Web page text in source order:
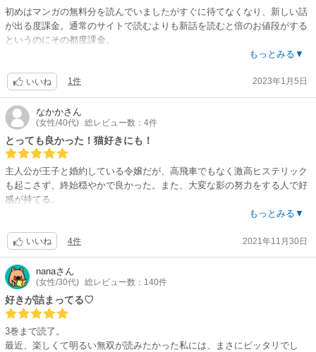
す。理論立てて語られているシーンも多く、チート感と現実性のバランス
がとても良いので、物語に入り込みやすかったです。
後半はフィクションならではで、ちょっと上手く行きすぎでは？と思う向
メインストーリーに華を添える、猫ちゃんの可愛い描写と、多種多様なス
イーツの美味しそうな描写がたまりません。
初めはマンガの無料分を読んでいましたがすぐに待てなくなり、新しい話
が出る度課金。通常のサイトで読むよりも新話を読むと倍のお値段がする
というのにその都度課金。
い1話で我慢する事が出来なくなり、課金。
でも4巻の話はまだ無料では読めない…。本来紙派な私ですが3~4巻は電子
でしか出ておらず泣く泣く購入。
もうどーにでもなれー!と既読なのに小説を1巻から購入。
結果、作者さんに最も支払っている形の私です。
それでも悔いはありません。いまだにマンガの連載に課金し続け、紙が出
それくらい大事な作品です。?
もっとみる▼
いいね 1件 2023年1月5日
なかかさん
(女性/40代) 総レビュー数：4件
とっても良かった！猫好きにも！
主人公が王子と婚約している令嬢だが、高飛車でもなく激高ヒステリック
も起こさず、終始穏やかで良かった。また、大変な影の努力をする人で好
感が持てる。
それぞれの人物の視点で語られていくため、それぞれの想いや背景が分か
個人的にはヴィオル視点がツボ。ニヤニヤしながら読んでしまうので、外
では読めないと思う。。
妹本人は一体どんな性格なのか、、と気になっていたが、終盤にわかるよ
うになっていて良かった。
ライトノベルにありがちな稚拙な文章ではなく、とても読みやすいし、語
彙も豊富で世界に入り込みやすい。
たぶん、作者さんも猫好きなんだろうなぁと思える猫の描写にかなり癒さ
れた！！
もっとみる▼
いいね 4件 2021年11月30日
nanaさん
(女性/30代) 総レビュー数：140件
好きが詰まってる♡
3巻まで読了。
最近、楽しくて明るい無双が読みたかった私には、まさにピッタリでし